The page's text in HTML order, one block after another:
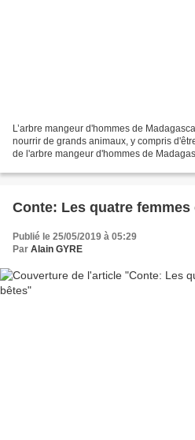
L’arbre mangeur d'hommes de
nourrir de grands animaux, y compris
de l'arbre mangeur d'hommes de
Conte: Les quatre
Publié le 25/05/2019 à 05:29
Par Alain GYRE